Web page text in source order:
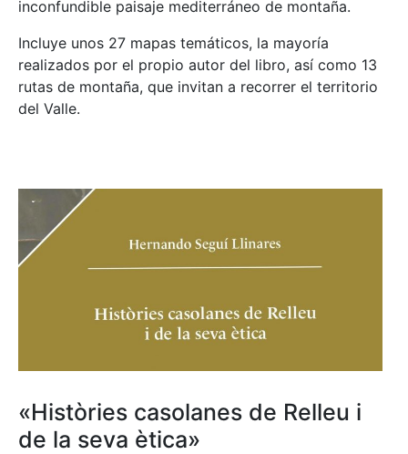
inconfundible paisaje mediterráneo de montaña.
Incluye unos 27 mapas temáticos, la mayoría
realizados por el propio autor del libro, así como 13
rutas de montaña, que invitan a recorrer el territorio
del Valle.
«Històries casolanes de Relleu i
de la seva ètica»